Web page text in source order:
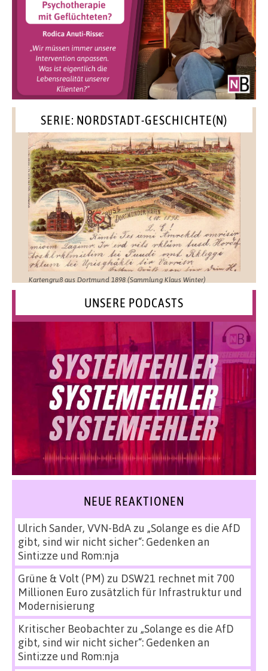
SERIE: NORDSTADT-GESCHICHTE(N)
Kartengruß aus Dortmund 1898 (Sammlung Klaus Winter)
UNSERE PODCASTS
NEUE REAKTIONEN
Ulrich Sander, VVN-BdAzu „Solange es die AfD
gibt, sind wir nicht sicher“: Gedenken an
Sinti:zze und Rom:nja
Grüne & Volt (PM) zu DSW21 rechnet mit 700
Millionen Euro zusätzlich für Infrastruktur und
Modernisierung
Kritischer Beobachterzu „Solange es die AfD
gibt, sind wir nicht sicher“: Gedenken an
Sinti:zze und Rom:nja